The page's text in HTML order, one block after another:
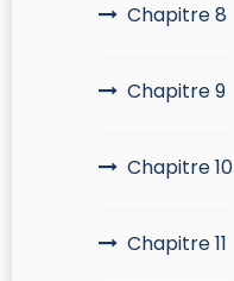
Chapitre 8
Chapitre 9
Chapitre 10
Chapitre 11